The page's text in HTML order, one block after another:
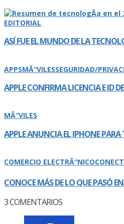
EDITORIAL
ASÍ­ FUE EL MUNDO DE LA
APPSMÃ“VILESSEGURIDAD/
APPLE CONFIRMA LICENCIA E ID
MÃ“VILES
APPLE ANUNCIA EL IPHONE PARA
COMERCIO ELECTRÃ“NICO
CONOCE MÁS DE LO QUE PASÓ
3COMENTARIOS